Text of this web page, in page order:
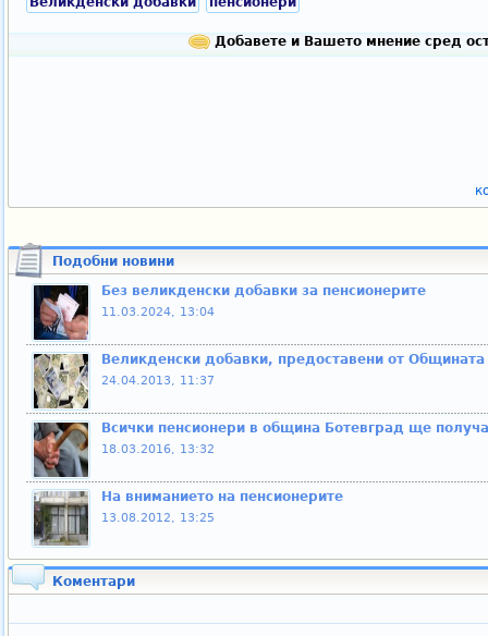
Добавете и Вашето мнение сред
Подобни новини
Без великденски добавки за пенсионерите
11.03.2024, 13:04
Великденски добавки, предоставени от Общината
24.04.2013, 11:37
Всички пенсионери в община Ботевград ще
18.03.2016, 13:32
На вниманието на пенсионерите
13.08.2012, 13:25
Коментари